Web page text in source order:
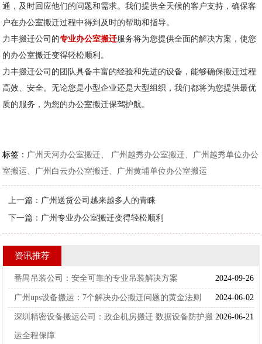
通，及时回应他们的问题和需求。我们提供全天候的客户支持，确保客
户在办公室搬迁过程中得到及时的帮助和指导。
力丰搬迁公司的专业办公室搬迁服务将为您提供全面的解决方案，使您
的办公室搬迁变得轻松顺利。
力丰搬迁公司的团队具备丰富的经验和先进的设备，能够确保搬迁过程
高效、安全。无论您是小型企业还是大型组织，我们都将为您提供最优
质的服务，为您的办公室搬迁保驾护航。
标签： 广州天河办公室搬迁、 广州越秀办公室搬迁、广州越秀单位办公
室搬运、广州白云办公室搬迁、广州黄埔单位办公室搬运
上一篇： 广州送货公司越来越多人的青睐
下一篇： 广州专业办公室搬迁变得轻松顺利
资讯推荐
2024-09-26
番禺吊装公司：安全可靠的专业吊装解决方案
2024-06-02
广州ups设备搬运：7个解决办公搬迁问题的黄金法则
2026-06-21
深圳精密设备搬运公司：政企机房搬迁 数据设备防护搬
运全程保障